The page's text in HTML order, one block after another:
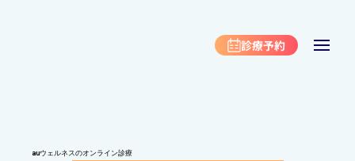
診療予約
auウェルネスのオンライン診療